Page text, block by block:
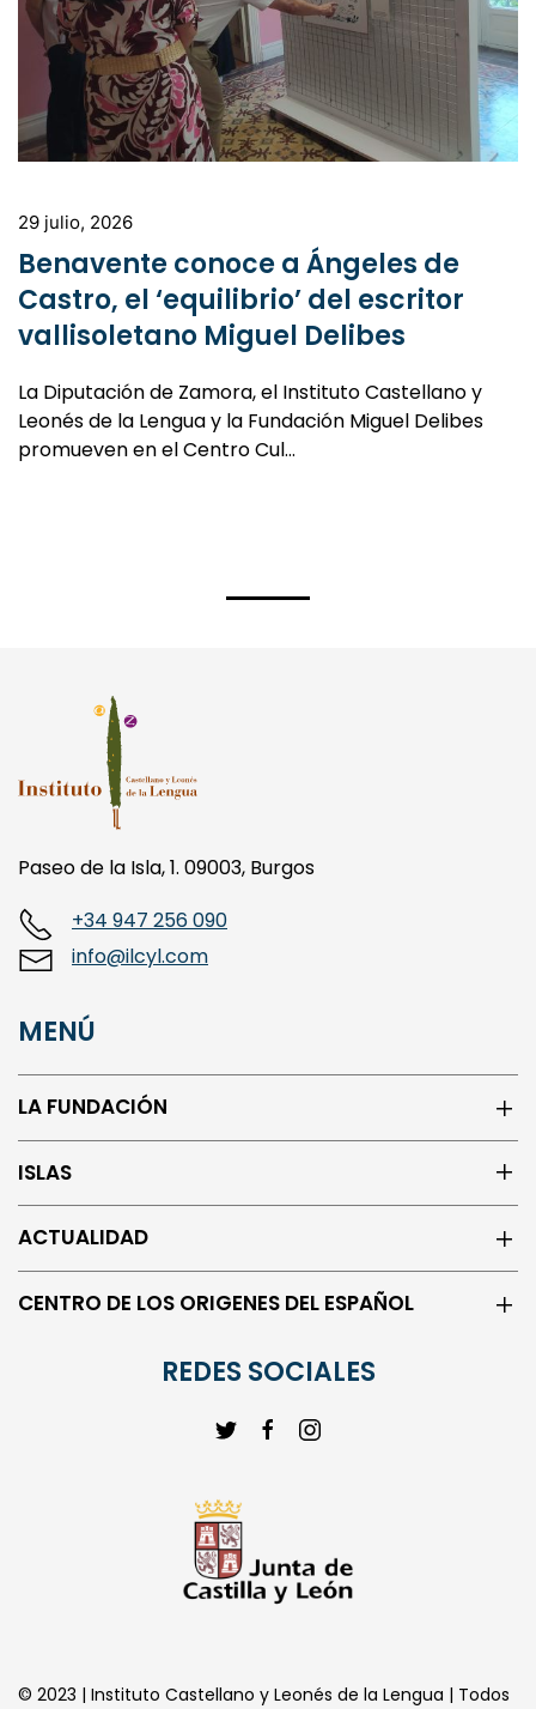
29 julio, 2026
Benavente conoce a Ángeles de
Castro, el ‘equilibrio’ del escritor
vallisoletano Miguel Delibes
La Diputación de Zamora, el Instituto Castellano y
Leonés de la Lengua y la Fundación Miguel Delibes
promueven en el Centro Cul…
Paseo de la Isla, 1. 09003, Burgos
+34 947 256 090
info@ilcyl.com
MENÚ
LA FUNDACIÓN
ISLAS
ACTUALIDAD
CENTRO DE LOS ORIGENES DEL ESPAÑOL
REDES SOCIALES
© 2023 | Instituto Castellano y Leonés de la Lengua | Todos